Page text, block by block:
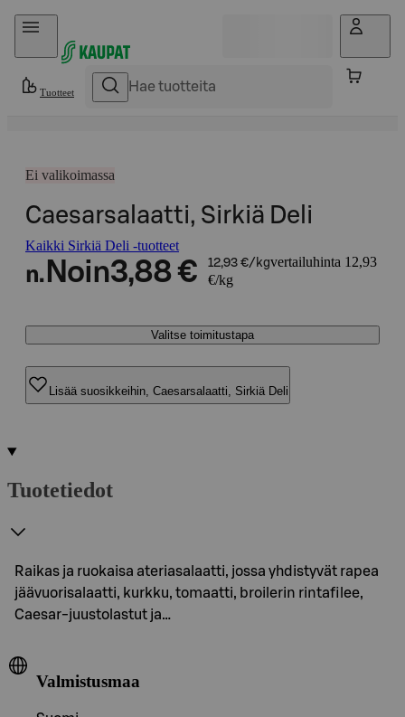
Hyppää sisältöön
Tuotteet
Ei valikoimassa
Caesarsalaatti, Sirkiä Deli
Kaikki Sirkiä Deli -tuotteet
n. Noin3,88 € 12,93 €/kgvertailuhinta 12,93
€/kg
Valitse toimitustapa
Lisää suosikkeihin, Caesarsalaatti, Sirkiä Deli
Tuotetiedot
Raikas ja ruokaisa ateriasalaatti, jossa yhdistyvät rapea
jäävuorisalaatti, kurkku, tomaatti, broilerin rintafilee,
Caesar-juustolastut ja…
Valmistusmaa